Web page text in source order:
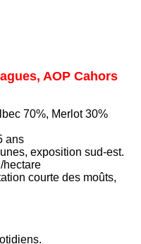
AOP Cahors
70%, Merlot 30%
ans
exposition sud-est.
hectare
courte des moûts,